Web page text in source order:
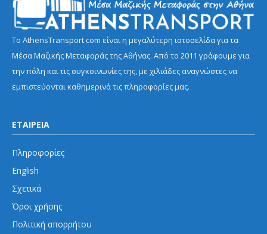
Το AthensTransport.com είναι η μεγαλύτερη ιστοσελίδα για τα
Μέσα Μαζικής Μεταφοράς της Αθήνας. Από το 2011 γράφουμε για
την πόλη και τις συγκοινωνίες της, με χιλιάδες αναγνώστες να
εμπιστεύονται καθημερινά τις πληροφορίες μας.
ΕΤΑΙΡΕΙΑ
Πληροφορίες
English
Σχετικά
Όροι χρήσης
Πολιτική απορρήτου